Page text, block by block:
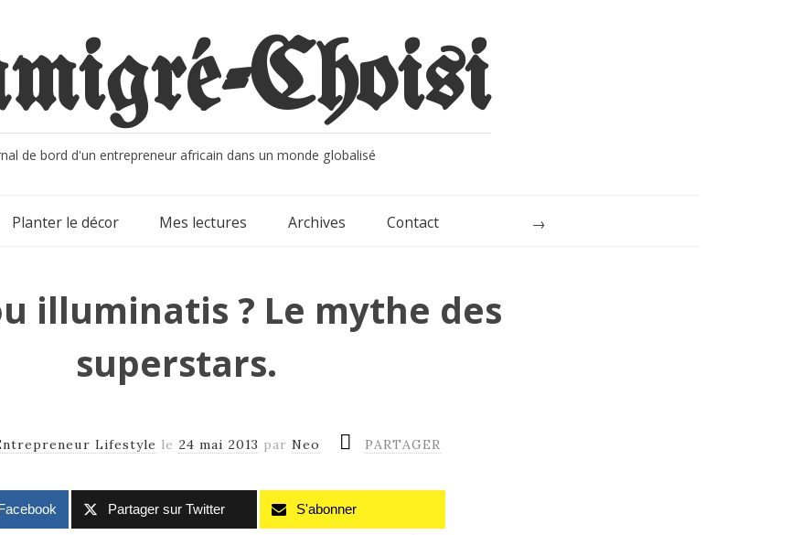
de bord d'un entrepreneur africain dans un monde globalisé
Planter le décor Mes lectures Archives Contact Rechercher
illuminatis ? Le mythe des
superstars.
Lifestyle le 24 mai 2013 parNeo PARTAGER
Partager sur Twitter S'abonner